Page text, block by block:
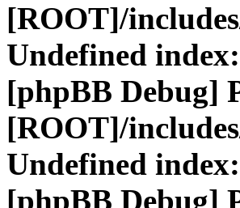
[ROOT]/
Undefined
[phpBB Debug]
[ROOT]/
Undefined
[phpBB Debug]